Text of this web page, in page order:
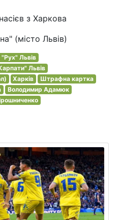
з Харкова
(місто Львів)
Львів
Львів
Харків
Штрафна картка
Володимир Адамюк